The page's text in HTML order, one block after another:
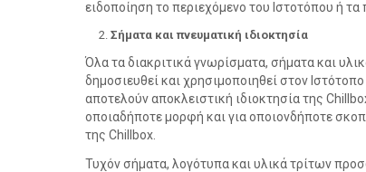
ειδοποίηση το περιεχόμενο του Ιστοτόπου ή
Σήματα και πνευματική ιδιοκτησία
Όλα τα διακριτικά γνωρίσματα, σήματα και
δημοσιευθεί και χρησιμοποιηθεί στον
αποτελούν αποκλειστική ιδιοκτησία της
οποιαδήποτε μορφή και για οποιονδήποτε
της Chillbox.
Τυχόν σήματα, λογότυπα και υλικά τρίτων